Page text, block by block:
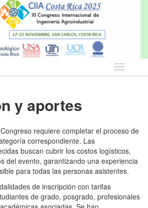
Idioma
y aportes
requiere completar el proceso de
correspondiente. Las
buscan cubrir los costos logísticos,
del evento, garantizando una experiencia
para todas las personas asistentes.
de inscripción con tarifas
de grado, posgrado, profesionales